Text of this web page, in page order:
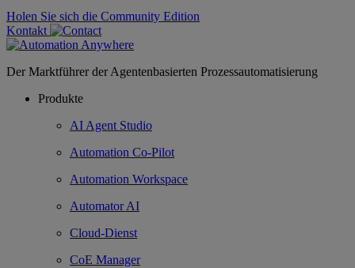
Holen Sie sich die Community Edition
Kontakt
Der Marktführer der Agentenbasierten Prozessautomatisierung
Produkte
AI Agent Studio
Automation Co-Pilot
Automation Workspace
Automator AI
Cloud-Dienst
CoE Manager